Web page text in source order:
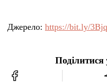
Джерело: https://bit.ly/